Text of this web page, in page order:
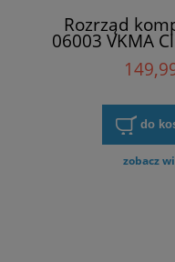
Rozrząd
06003 VKMA
do
zobacz